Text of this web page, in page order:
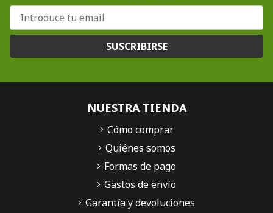
SUSCRIBIRSE
NUESTRA TIENDA
Cómo comprar
Quiénes somos
Formas de pago
Gastos de envío
Garantía y devoluciones